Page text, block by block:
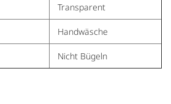
Transparent
Handwäsche
Nicht Bügeln